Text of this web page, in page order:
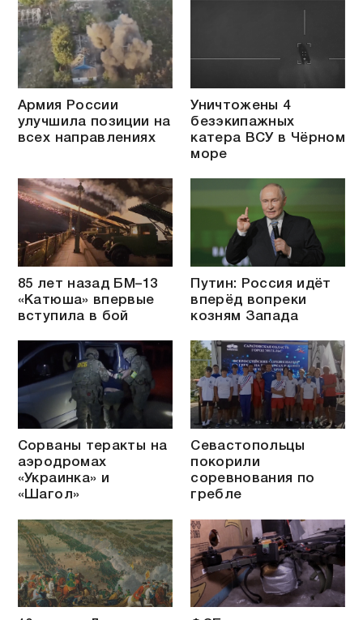
Армия России
улучшила позиции на
всех направлениях
Уничтожены 4
безэкипажных
катера ВСУ в Чёрном
море
85 лет назад БМ–13
«Катюша» впервые
вступила в бой
Путин: Россия идёт
вперёд вопреки
козням Запада
Сорваны теракты на
аэродромах
«Украинка» и
«Шагол»
Севастопольцы
покорили
соревнования по
гребле